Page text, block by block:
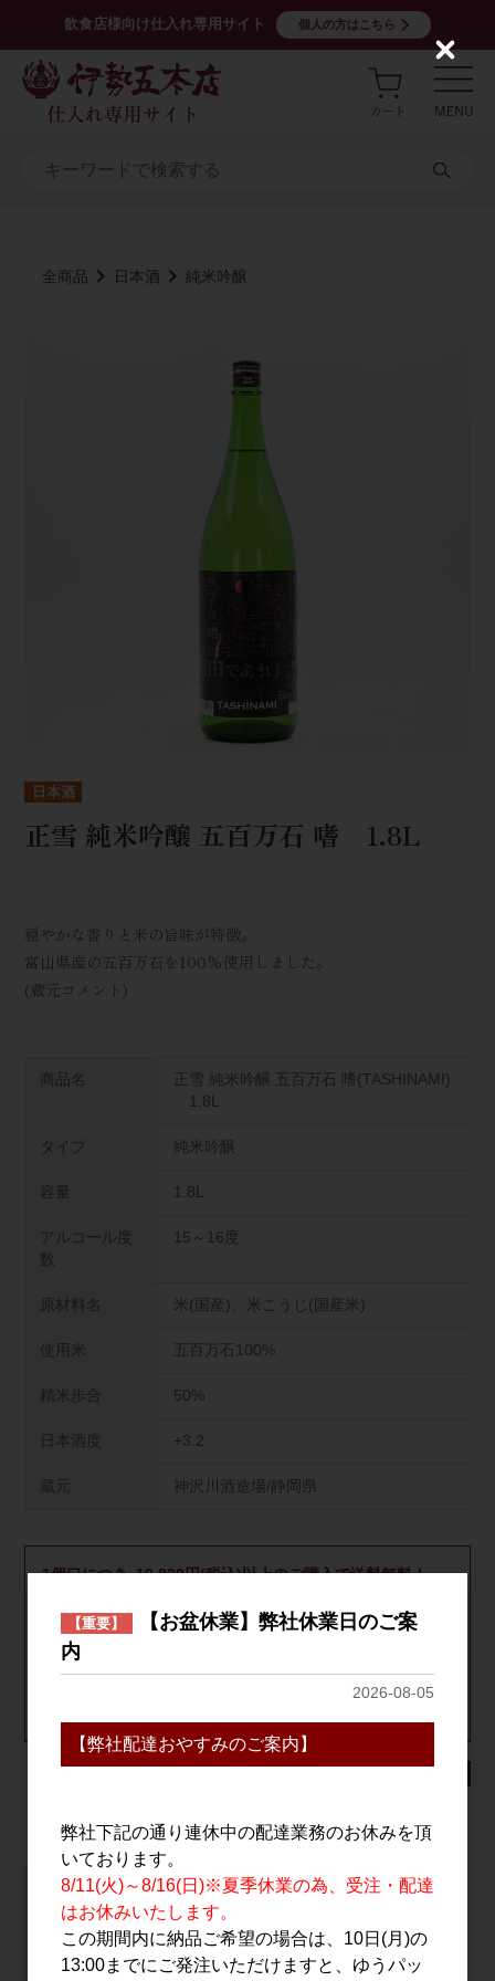
飲食店様向け仕入れ専用サイト 個人の方はこちら
全商品 日本酒 純米吟醸
日本酒
正雪 純米吟醸 五百万石 嗜 1.8L
穏やかな香りと米の旨味が特徴。
富山県産の五百万石を100%使用しました。
(蔵元コメント)
商品名
正雪 純米吟醸 五百万石 嗜(TASHINAMI)
1.8L
タイプ 純米吟醸
容量 1.8L
アルコール度
数
15～16度
原材料名 米(国産)、米こうじ(国産米)
使用米 五百万石100%
精米歩合 50%
日本酒度 +3.2
蔵元 神沢川酒造場/静岡県
1個口につき､19,800円(税込)以上のご購入で送料無料！
※北海道･中国･四国･九州･沖縄･離島は対象外の為､送料が発生
致します｡
※自社配送便は対象外
神沢川酒造場/静岡県
【重要】
【お盆休業】弊社休業日のご案
内
2026-08-05
【弊社配達おやすみのご案内】
弊社下記の通り連休中の配達業務のお休みを頂
いております。
8/11(火)～8/16(日)※夏季休業の為、受注・配達
はお休みいたします。
この期間内に納品ご希望の場合は、10日(月)の
13:00までにご発注いただけますと、ゆうパッ
C
l
s